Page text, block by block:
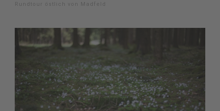
Rundtour östlich von Madfeld